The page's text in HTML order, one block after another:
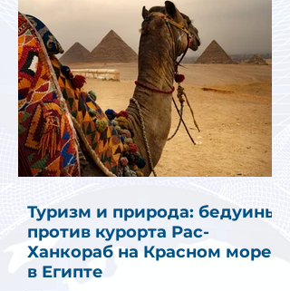
Туризм и природа: бедуины
против курорта Рас-
Ханкораб на Красном море
в Египте